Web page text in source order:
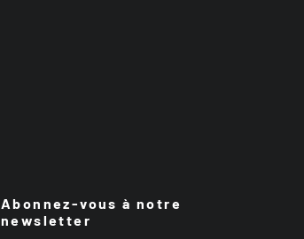
Abonnez-vous à notre
newsletter